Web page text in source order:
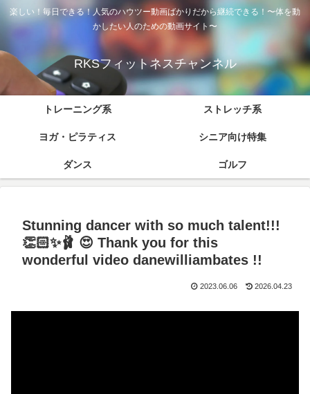
楽しい！毎日できる！人気のハウツー動画ばかりだから継続できる！〜体を動
かしたい人のための動画サイト〜
RKSフィットネスチャンネル
トレーニング系 ストレッチ系
ヨガ・ピラティス シニア向け特集
ダンス ゴルフ
Stunning dancer with so much talent!!!
👏🏻✨🩰 😍 Thank you for this
wonderful video danewilliambates !!
2023.06.06 2026.04.23